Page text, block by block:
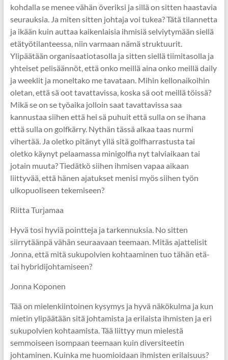
kohdalla se menee vähän överiksi ja sillä on sitten haastavia
seurauksia. Ja miten sitten johtaja voi tukea? Tätä tilannetta
ja ikään kuin auttaa kaikenlaisia ihmisiä selviytymään siellä
etätyötilanteessa, niin varmaan nämä struktuurit.
Ylipäätään organisaatiotasolla ja sitten siellä tiimitasolla ja
yhteiset pelisäännöt, että onko meillä aina onko meillä daily
ja weeklit ja moneltako me tavataan. Mihin kellonaikoihin
oletan, että sä oot tavattavissa, koska sä oot meillä töissä?
Mikä se on se työaika jolloin saat tavattavissa saa
kannustaa siihen että hei sä puhuit että sulla on se ihana
että sulla on golfkärry. Nythän tässä alkaa taas nurmi
vihertää. Ja oletko pitänyt yllä sitä golfharrastusta tai
oletko käynyt pelaamassa minigolfia nyt talviaikaan tai
jotain muuta? Tiedätkö siihen ihmisen vapaa aikaan
liittyvää, että hänen ajatukset menisi myös siihen työn
ulkopuoliseen tekemiseen?
Riitta Turjamaa
Hyvä tosi hyviä pointteja ja tarkennuksia. No sitten
siirrytäänpä vähän seuraavaan teemaan. Mitäs ajattelisit
Jonna, että mitä sukupolvien kohtaaminen tuo tähän etä-
tai hybridijohtamiseen?
Jonna Koponen
Tää on mielenkiintoinen kysymys ja hyvä näkökulma ja kun
mietin ylipäätään sitä johtamista ja erilaista ihmisten ja eri
sukupolvien kohtaamista. Tää liittyy mun mielestä
semmoiseen isompaan teemaan kuin diversiteetin
johtaminen. Kuinka me huomioidaan ihmisten erilaisuus?